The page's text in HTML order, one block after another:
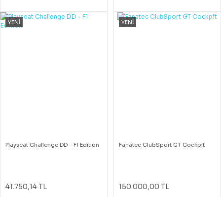
YENİ
Playseat Challenge DD - F1 Edition
41.750,14 TL
YENİ
Fanatec ClubSport GT Cockpit
150.000,00 TL